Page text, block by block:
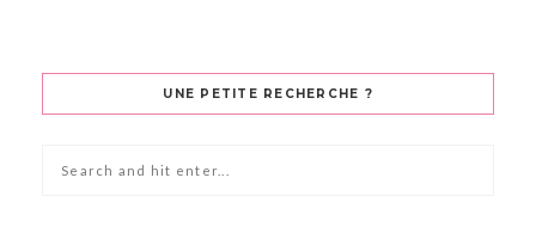
UNE PETITE RECHERCHE ?